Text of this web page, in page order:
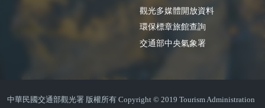
觀光多媒體開放資料
環保標章旅館查詢
交通部中央氣象署
中華民國交通部觀光署 版權所有 Copyright © 2019 Tourism Administration